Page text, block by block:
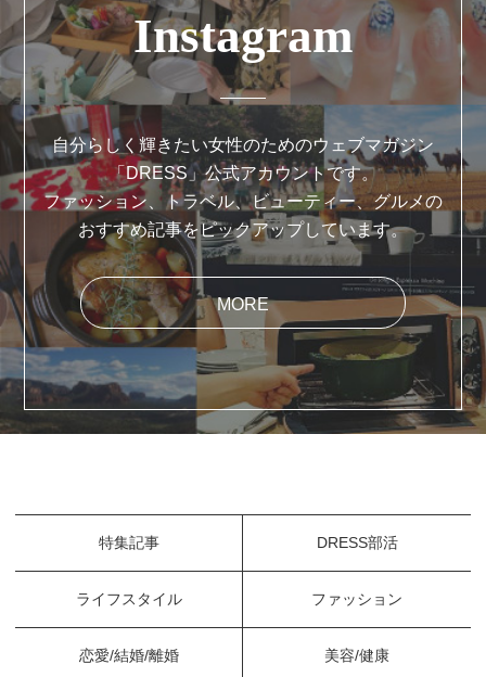
Instagram
自分らしく輝きたい女性のためのウェブマガジン
「DRESS」公式アカウントです。
ファッション、トラベル、ビューティー、グルメの
おすすめ記事をピックアップしています。
MORE
特集記事 DRESS部活
ライフスタイル ファッション
恋愛/結婚/離婚 美容/健康